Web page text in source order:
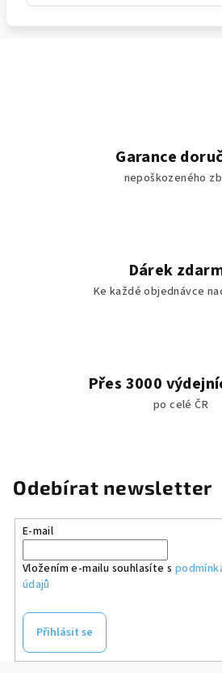
Garance
nepoškozeného
Dárek
Ke každé objednávce
Přes 3000
po celé ČR
Odebírat newsletter
E-mail
Vložením e-mailu souhlasíte s
údajů
Přihlásit se